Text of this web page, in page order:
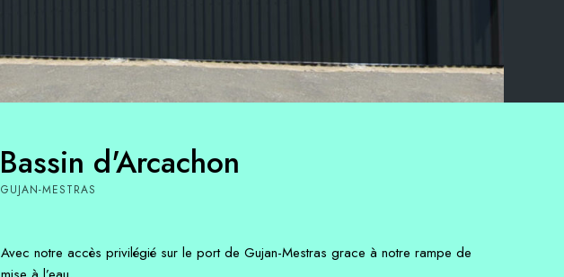
Bassin d'Arcachon
GUJAN-MESTRAS
Avec notre accès privilégié sur le port de Gujan-Mestras grace à notre rampe de